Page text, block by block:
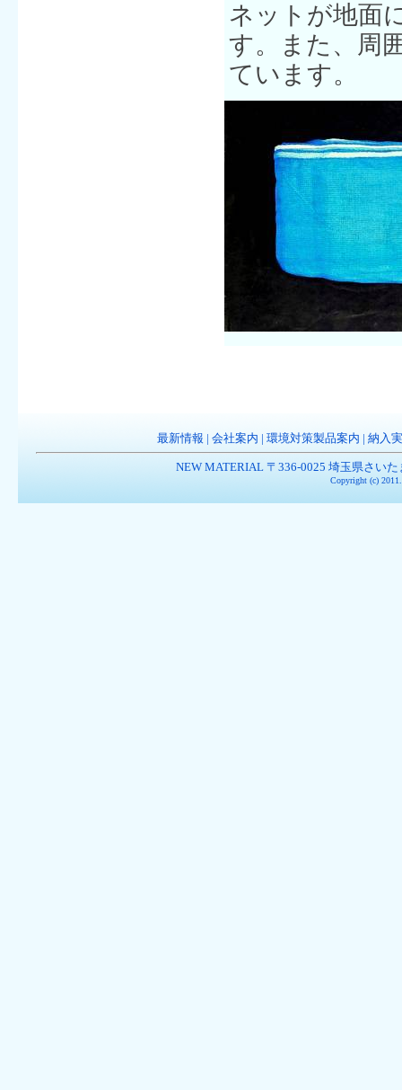
ネットが地面
す。また、周
ています。
最新情報 会社案内 環境対策製品案内 納入
NEW MATERIAL 〒336-0025 埼玉県さい
Copyright (c)